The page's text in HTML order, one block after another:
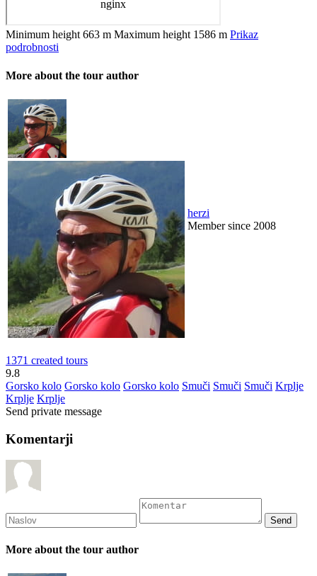
Minimum height 663 m Maximum height 1586 m Prikaz
podrobnosti
More about the tour author
herzi
Member since 2008
1371 created tours
9.8
Gorsko kolo Gorsko kolo Gorsko kolo Smuči Smuči Smuči Krplje
Krplje Krplje
Send private message
Komentarji
More about the tour author